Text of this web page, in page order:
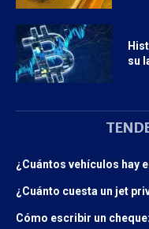
su
¿Cuántos vehículos hay
¿Cuánto cuesta un jet
Cómo escribir un